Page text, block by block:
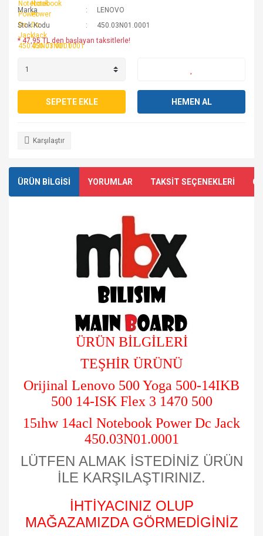
Marka
LENOVO
Stok Kodu
450.03N01.0001
* 47,95 TL den başlayan taksitlerle!
SEPETE EKLE HEMEN AL
Karşılaştır
ÜRÜN BİLGİSİ YORUMLAR TAKSİT SEÇENEKLERİ
ÜRÜN BİLGİLERİ
TEŞHİR ÜRÜNÜ
Orijinal Lenovo 500 Yoga 500-14IKB
500 14-ISK Flex 3 1470 500
15ıhw 14acl Notebook Power Dc Jack
450.03N01.0001
LÜTFEN ALMAK İSTEDİNİZ ÜRÜN
İLE KARŞILAŞTIRINIZ.
İHTİYACINIZ OLUP
MAĞAZAMIZDA GÖRMEDİGİNİZ